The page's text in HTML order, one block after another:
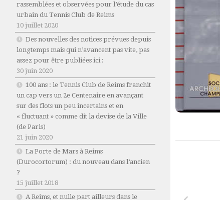
rassemblées et observées pour l’étude du cas
urbain du Tennis Club de Reims
10 juillet 2020
Des nouvelles des notices prévues depuis
longtemps mais qui n’avancent pas vite, pas
assez pour être publiées ici :
30 juin 2020
100 ans : le Tennis Club de Reims franchit
un cap vers un 2e Centenaire en avançant
sur des flots un peu incertains et en
« fluctuant » comme dit la devise de la Ville
(de Paris)
21 juin 2020
La Porte de Mars à Reims
(Durocortorum) : du nouveau dans l’ancien
?
15 juillet 2018
A Reims, et nulle part ailleurs dans le